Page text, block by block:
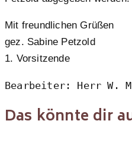
Mit freundlichen Grüßen
gez. Sabine Petzold
1. Vorsitzende
Bearbeiter: Herr W.
Das könnte dir